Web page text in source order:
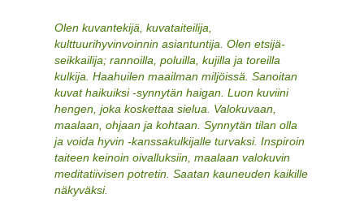
Olen kuvantekijä, kuvataiteilija,
kulttuurihyvinvoinnin asiantuntija. Olen etsijä-
seikkailija; rannoilla, poluilla, kujilla ja toreilla
kulkija. Haahuilen maailman miljöissä. Sanoitan
kuvat haikuiksi -synnytän haigan. Luon kuviini
hengen, joka koskettaa sielua. Valokuvaan,
maalaan, ohjaan ja kohtaan. Synnytän tilan olla
ja voida hyvin -kanssakulkijalle turvaksi. Inspiroin
taiteen keinoin oivalluksiin, maalaan valokuvin
meditatiivisen potretin. Saatan kauneuden kaikille
näkyväksi.